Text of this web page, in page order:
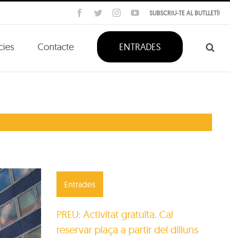
SUBSCRIU-TE AL BUTLLETÍ!
Facebook
TwitterInstagramYouTube
Contacte ENTRADES
Entrades
PREU: Activitat gratuïta. Cal
reservar plaça a partir del dilluns